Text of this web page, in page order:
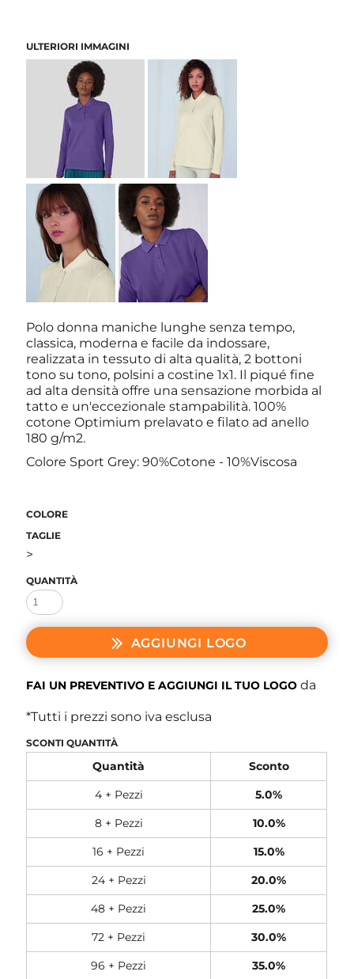
ULTERIORI IMMAGINI
Polo donna maniche lunghe senza tempo,
classica, moderna e facile da indossare,
realizzata in tessuto di alta qualità, 2 bottoni
tono su tono, polsini a costine 1x1. Il piqué fine
ad alta densità offre una sensazione morbida al
tatto e un'eccezionale stampabilità. 100%
cotone Optimium prelavato e filato ad anello
180 g/m2.
Colore Sport Grey: 90%Cotone - 10%Viscosa
COLORE
TAGLIE
>
QUANTITÀ
AGGIUNGI LOGO
FAI UN PREVENTIVO E AGGIUNGI IL TUO LOGO da
*Tutti i prezzi sono iva esclusa
SCONTI QUANTITÀ
Quantità
Sconto
4 + Pezzi
5.0%
8 + Pezzi
10.0%
16 + Pezzi
15.0%
24 + Pezzi
20.0%
48 + Pezzi
25.0%
72 + Pezzi
30.0%
96 + Pezzi
35.0%